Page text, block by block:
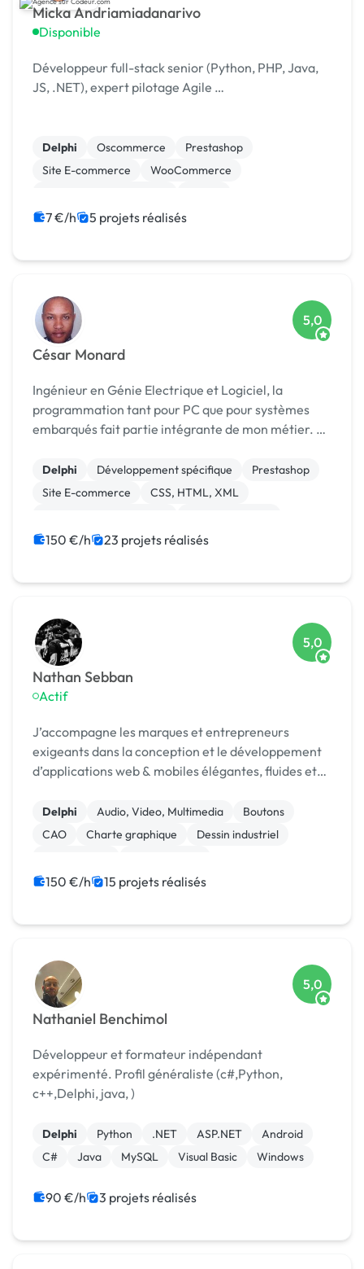
Micka Andriamiadanarivo
Disponible
Développeur full-stack senior (Python, PHP, Java,
JS, .NET), expert pilotage Agile …
Delphi Oscommerce
Prestashop
Site E-commerce
WooCommerce
Gestion site web
Installation de Script
7 €/h 5 projets réalisés
César Monard
5,0
Ingénieur en Génie Electrique et Logiciel, la
programmation tant pour PC que pour systèmes
embarqués fait partie intégrante de mon métier. Je
des applications aussi bien pour les tâches au bu...
Delphi Développement spécifique
Prestashop
Site E-commerce
CSS, HTML, XML
Installation de Script
Migration ou refonte de site
150 €/h 23 projets réalisés
Nathan Sebban
Actif
5,0
J’accompagne les marques et entrepreneurs
exigeants dans la conception et le développement
d’applications web & mobiles élégantes, fluides et
Delphi Audio, Video, Multimedia
Boutons
CAO
Charte graphique
Dessin industriel
Print (flyer, plaquette, affiche...)
150 €/h 15 projets réalisés
Nathaniel Benchimol
5,0
Développeur et formateur indépendant
expérimenté. Profil généraliste (c#,Python,
c++,Delphi, java, )
Delphi Python .NET ASP.NET
Android
C#
Java MySQL Visual Basic Windows
90 €/h 3 projets réalisés